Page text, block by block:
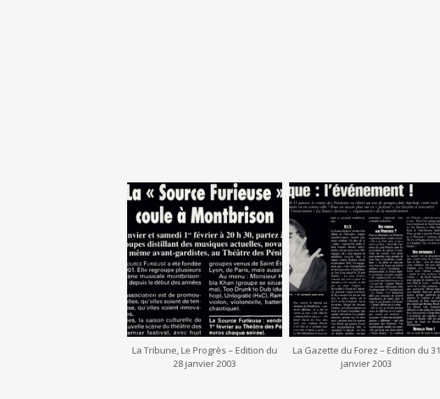
La Tribune, Le Progrès – Edition du
28 janvier 2003
La Gazette du Forez – Edition du 31
janvier 2003